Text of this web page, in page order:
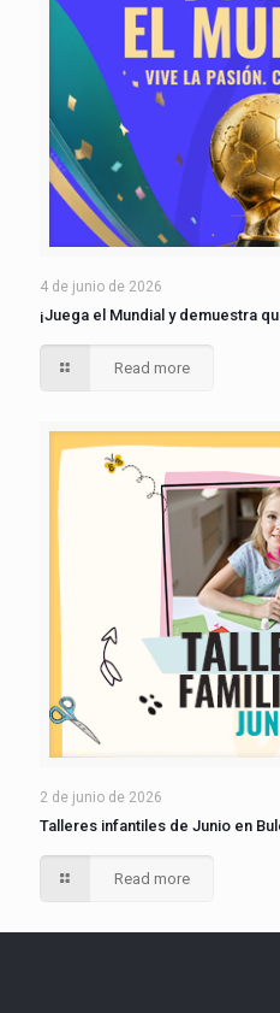
4 de junio de 2026
¡Juega el Mundial y demuestra
Read more
2 de junio de 2026
Talleres infantiles de Junio en
Read more